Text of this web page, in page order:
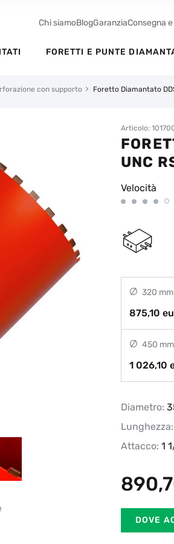
Chi siamoBlogGaranziaConsegna
FORETTI E PUNTE
con supporto Foretto Diamantato
Articolo:
UNC
Velocità
320
875,10
450
1 026,10
Diametro:
Lunghezza:
Attacco: 1
DOVE